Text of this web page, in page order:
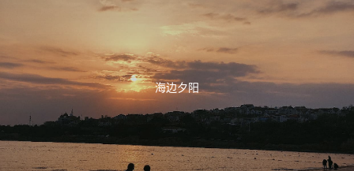
海边夕阳